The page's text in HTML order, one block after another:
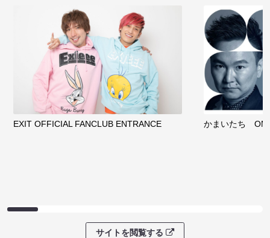
EXIT OFFICIAL FANCLUB ENTRANCE かまいたち
サイトを閲覧する